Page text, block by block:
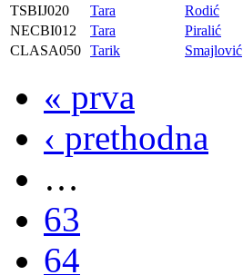
TSBIJ020
Tara Rodić
NECBI012
Tara Piralić
CLASA050 Tarik Smajlović
« prva
‹ prethodna
…
63
64